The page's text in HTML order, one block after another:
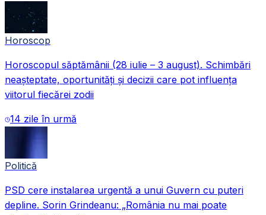
Horoscop
Horoscopul săptămânii (28 iulie – 3 august). Schimbări
neașteptate, oportunități și decizii care pot influența
viitorul fiecărei zodii
14 zile în urmă
Politică
PSD cere instalarea urgentă a unui Guvern cu puteri
depline. Sorin Grindeanu: „România nu mai poate